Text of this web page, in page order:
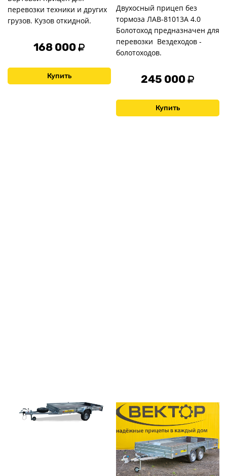
перевозки техники и других
грузов. Кузов откидной.
168 000
Купить
Двухосный прицеп без
тормоза ЛАВ-81013А 4.0
Болотоход предназначен для
перевозки Вездеходов -
болотоходов.
245 000
Купить